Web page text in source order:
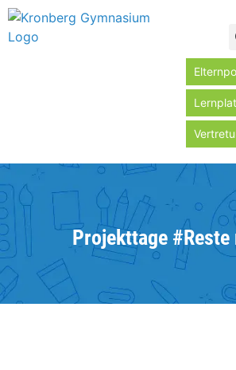
Projekttage #Reste